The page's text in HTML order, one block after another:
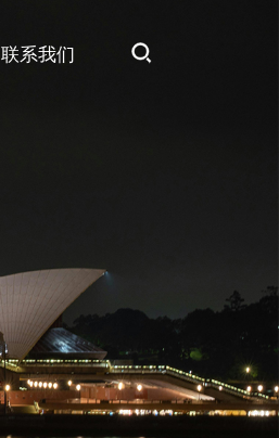
联系我们